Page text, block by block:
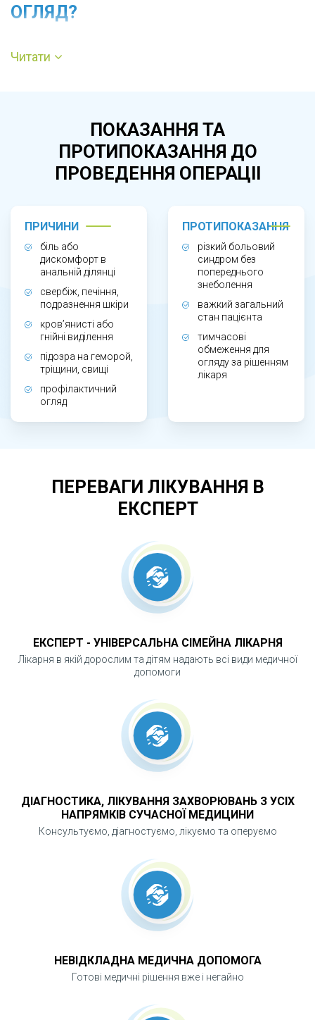
ОГЛЯД?
Огляд призначають при болю, свербежі,
геморой, анальні тріщини, запальні процеси,
свищі, новоутворення або подразнення шкіри.
Також візуальний огляд є частиною
ЯК ПРОХОДИТЬ ОГЛЯД?
Пацієнт розміщується у зручному положенні,
після чого лікар оглядає анальну ділянку без
використання інструментів. Під час огляду
оцінюється стан шкіри, наявність тріщин,
вузлів, набряку, почервоніння чи виділень.
Процедура триває кілька хвилин і не потребує
спеціальної підготовки.
Багато проктологічних захворювань мають
зовнішні прояви, які можна виявити саме під
швидко визначити напрям подальшої
діагностики, уникнути зайвих обстежень і
своєчасно розпочати лікування.
Читати
ПОКАЗАННЯ ТА
ПРОТИПОКАЗАННЯ ДО
ПРОВЕДЕННЯ ОПЕРАЦІІ
ПРИЧИНИ
біль або
дискомфорт в
анальній ділянці
свербіж, печіння,
подразнення шкіри
кров’янисті або
гнійні виділення
підозра на геморой,
тріщини, свищі
профілактичний
огляд
ПРОТИПОКАЗАННЯ
різкий больовий
синдром без
попереднього
знеболення
важкий загальний
стан пацієнта
тимчасові
обмеження для
огляду за рішенням
лікаря
ПЕРЕВАГИ ЛІКУВАННЯ В
ЕКСПЕРТ
ЕКСПЕРТ - УНІВЕРСАЛЬНА СІМЕЙНА ЛІКАРНЯ
Лікарня в якій дорослим та дітям надають всі види медичної
допомоги
ДІАГНОСТИКА, ЛІКУВАННЯ ЗАХВОРЮВАНЬ З УСІХ
НАПРЯМКІВ СУЧАСНОЇ МЕДИЦИНИ
Консультуємо, діагностуємо, лікуємо та оперуємо
НЕВІДКЛАДНА МЕДИЧНА ДОПОМОГА
Готові медичні рішення вже і негайно